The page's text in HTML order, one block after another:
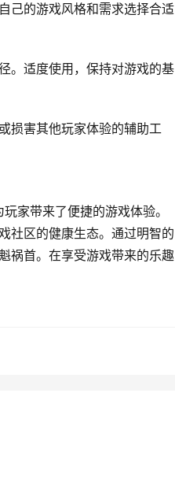
己的游戏风格和需求选择合适
。适度使用，保持对游戏的基
损害其他玩家体验的辅助工
家带来了便捷的游戏体验。
社区的健康生态。通过明智的
祸首。在享受游戏带来的乐趣